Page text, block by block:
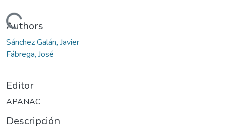
Cargando...
Authors
Sánchez Galán, Javier
Fábrega, José
Editor
APANAC
Descripción